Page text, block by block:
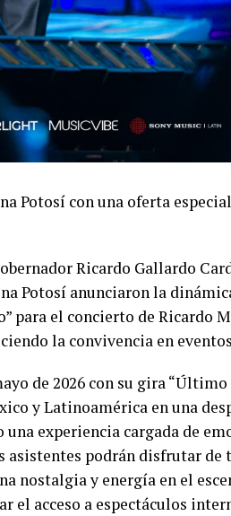
Potosí con una oferta
Ricardo Gallardo
Potosí anunciaron la
para el concierto de Ricardo
la convivencia en
de 2026 con su gira “Último
y Latinoamérica en una
experiencia cargada de
asistentes podrán disfrutar de
nostalgia y energía en el
el acceso a espectáculos